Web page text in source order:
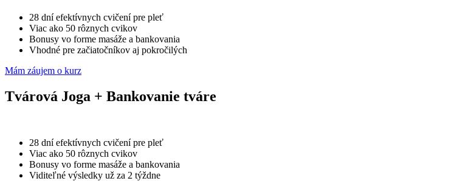
28 dní efektívnych cvičení pre pleť
Viac ako 50 rôznych cvikov
Bonusy vo forme masáže a bankovania
Vhodné pre začiatočníkov aj pokročilých
Mám záujem o kurz
Tvárová Joga + Bankovanie tváre
28 dní efektívnych cvičení pre pleť
Viac ako 50 rôznych cvikov
Bonusy vo forme masáže a bankovania
Viditeľné výsledky už za 2 týždne